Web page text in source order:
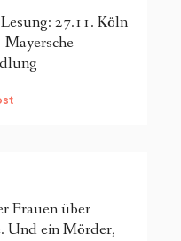
27.11. Köln
Frauen über
Und ein Mörder,